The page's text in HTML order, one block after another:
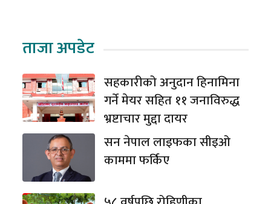
ताजा अपडेट
सहकारीको अनुदान हिनामिना
गर्ने मेयर सहित ११ जनाविरुद्ध
भ्रष्टाचार मुद्दा दायर
सन नेपाल लाइफका सीइओ
काममा फर्किए